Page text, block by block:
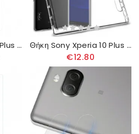
Θήκη Sony Xperia 10 Plus Imak Skin Feel Θήκη Sony Xperia 10 Plus Ιμακ Διαφανές
€12.80